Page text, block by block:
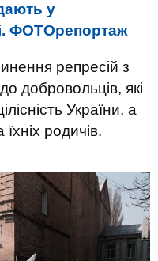
у
ФОТОрепортаж
репресій з
добровольців, які
України, а
родичів.